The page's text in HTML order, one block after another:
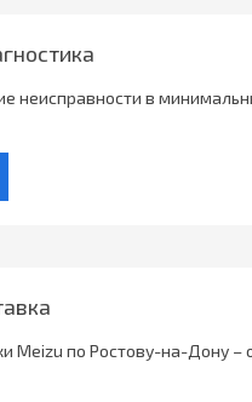
неисправности в
Meizu по Ростову-на-Дону –